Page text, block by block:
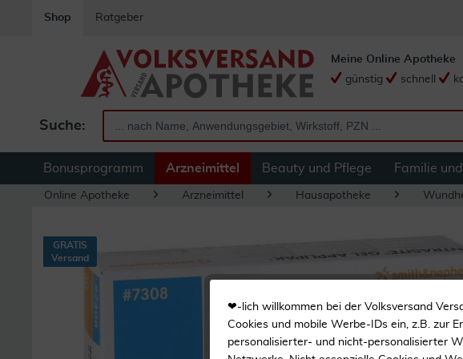
Shop Ratgeber
Suche:
Meine Online Apotheke
günstig
schnell
Bonusprogramm Arzneimittel Beauty und Pflege Familie
Online Apotheke Arzneimittel Hausapotheke
GRATIS
Versand
❤-lich willkommen bei der Volksversand
Cookies und mobile Werbe-IDs ein, z.B. zur
personalisierter- und nicht-personalisierter